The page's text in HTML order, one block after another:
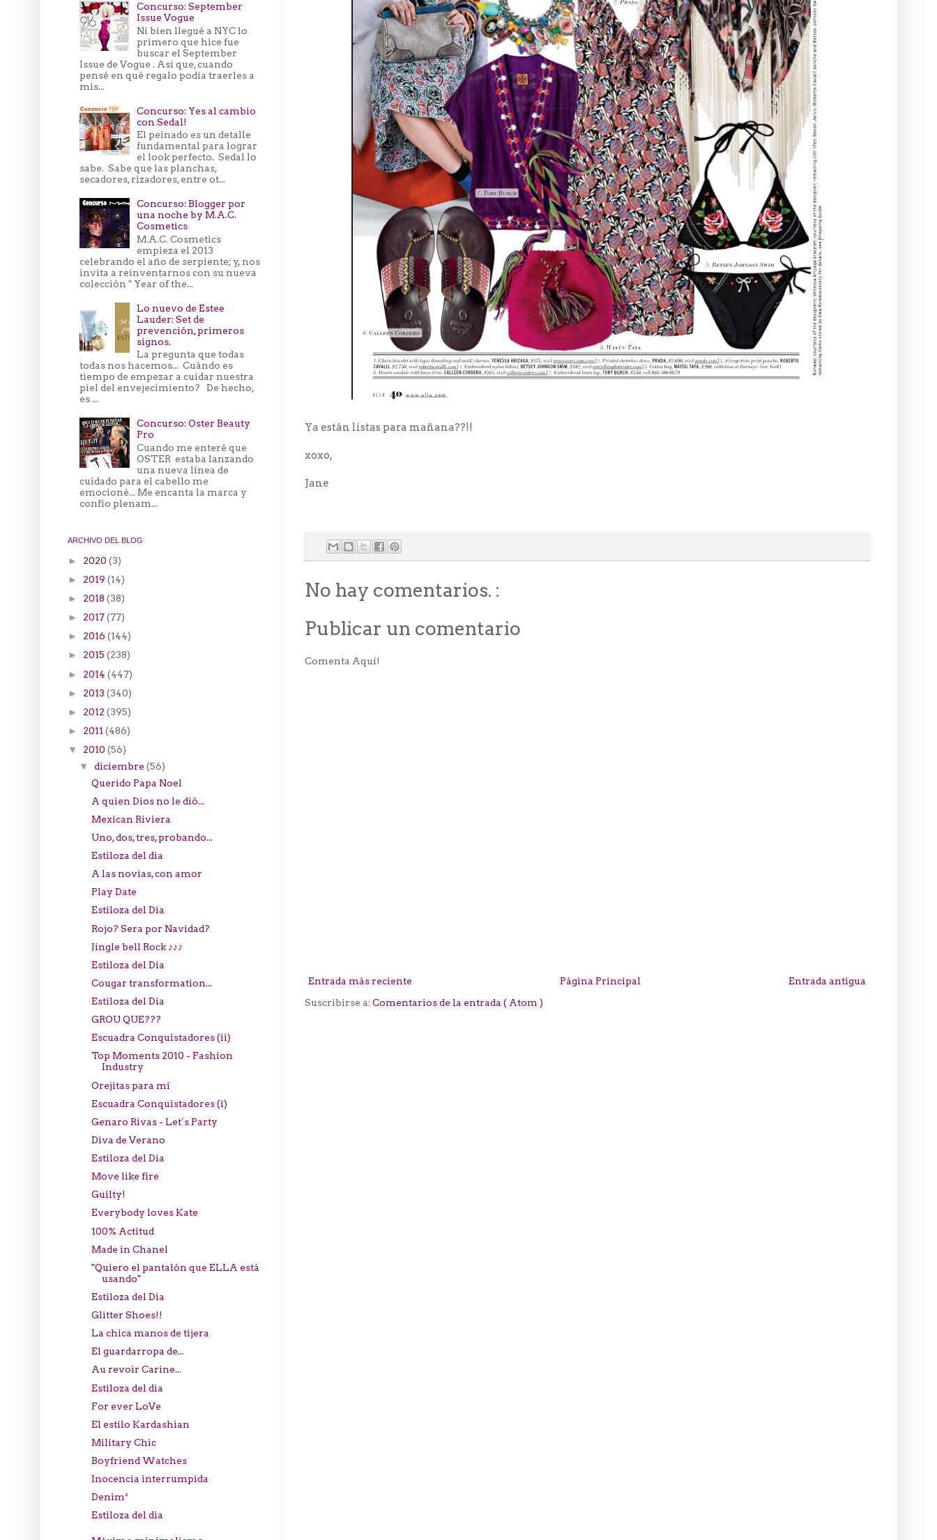
Ya están listas para mañana??!!
xoxo,
Jane
No hay comentarios. :
Publicar un comentario
Comenta Aquí!
Entrada más reciente Entrada antigua
Página Principal
Suscribirse a:Comentarios de la entrada ( Atom )
Concurso: September
Issue Vogue
Ni bien llegué a NYC lo
primero que hice fue
buscar el September
Issue de Vogue . Así que, cuando
pensé en qué regalo podía traerles a
mis...
Concurso: Yes al cambio
con Sedal!
El peinado es un detalle
fundamental para lograr
el look perfecto. Sedal lo
sabe. Sabe que las planchas,
secadores, rizadores, entre ot...
Concurso: Blogger por
una noche by M.A.C.
Cosmetics
M.A.C. Cosmetics
empieza el 2013
celebrando el año de serpiente; y, nos
invita a reinventarnos con su nueva
colección " Year of the...
Lo nuevo de Estee
Lauder: Set de
prevención, primeros
signos.
La pregunta que todas
todas nos hacemos... Cuándo es
tiempo de empezar a cuidar nuestra
piel del envejecimiento? De hecho,
es ...
Concurso: Oster Beauty
Pro
Cuando me enteré que
OSTER estaba lanzando
una nueva línea de
cuidado para el cabello me
emocioné... Me encanta la marca y
confío plenam...
ARCHIVO DEL BLOG
► 2020 (3)
► 2019 (14)
► 2018 (38)
► 2017(77)
► 2016 (144)
► 2015 (238)
► 2014 (447)
► 2013 (340)
► 2012 (395)
► 2011 (486)
▼ 2010 (56)
▼diciembre(56)
Querido Papa Noel
A quien Dios no le dió...
Mexican Riviera
Uno, dos, tres, probando...
Estiloza del dia
A las novias, con amor
Play Date
Estiloza del Dia
Rojo? Sera por Navidad?
Jingle bell Rock ♪♪♪
Estiloza del Dia
Cougar transformation...
Estiloza del Dia
GROU QUE???
Escuadra Conquistadores (ii)
Top Moments 2010 - Fashion
Industry
Orejitas para mí
Escuadra Conquistadores (i)
Genaro Rivas - Let´s Party
Diva de Verano
Estiloza del Dia
Move like fire
Guilty!
Everybody loves Kate
100% Actitud
Made in Chanel
"Quiero el pantalón que ELLA está
usando"
Estiloza del Dia
Glitter Shoes!!
La chica manos de tijera
El guardarropa de...
Au revoir Carine...
Estiloza del dia
For ever LoVe
El estilo Kardashian
Military Chic
Boyfriend Watches
Inocencia interrumpida
Denim²
Estiloza del dia